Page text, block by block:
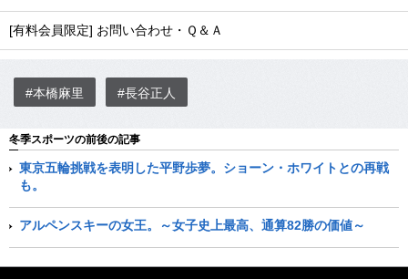
[有料会員限定] お問い合わせ・Ｑ＆Ａ
#本橋麻里 #長谷正人
冬季スポーツの前後の記事
東京五輪挑戦を表明した平野歩夢。ショーン・ホワイトとの再戦
も。
アルペンスキーの女王。～女子史上最高、通算82勝の価値～